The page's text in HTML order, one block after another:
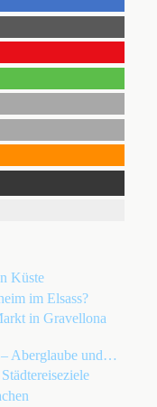
Küste
im Elsass?
in Gravellona
– Aberglaube und…